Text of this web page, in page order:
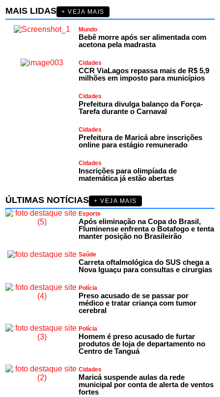
MAIS LIDAS + VEJA MAIS
Mundo
Bebê morre após ser alimentada com
acetona pela madrasta
Cidades
CCR ViaLagos repassa mais de R$ 5,9
milhões em imposto para municípios
Cidades
Prefeitura divulga balanço da Força-
Tarefa durante o Carnaval
Cidades
Prefeitura de Maricá abre inscrições
online para estágio remunerado
Cidades
Inscrições para olimpíada de
matemática já estão abertas
ÚLTIMAS NOTÍCIAS
+ VEJA MAIS
Esporte
Após eliminação na Copa do Brasil,
Fluminense enfrenta o Botafogo e tenta
manter posição no Brasileirão
Saúde
Carreta oftalmológica do SUS chega a
Nova Iguaçu para consultas e cirurgias
Polícia
Preso acusado de se passar por
médico e tratar criança com tumor
cerebral
Polícia
Homem é preso acusado de furtar
produtos de loja de departamento no
Centro de Tanguá
Cidades
Maricá suspende aulas da rede
municipal por conta de alerta de ventos
fortes